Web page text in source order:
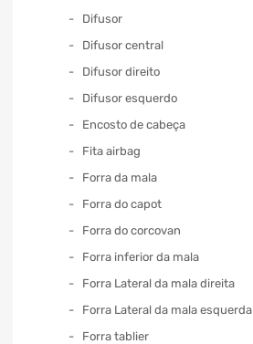
Difusor
Difusor central
Difusor direito
Difusor esquerdo
Encosto de cabeça
Fita airbag
Forra da mala
Forra do capot
Forra do corcovan
Forra inferior da mala
Forra Lateral da mala direita
Forra Lateral da mala esquerda
Forra tablier